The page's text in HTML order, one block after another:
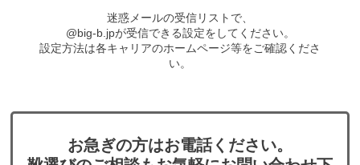
迷惑メールの受信リストで、
@big-b.jpが受信できる設定をしてください。
設定方法は各キャリアのホームページ等をご確認くださ
い。
お急ぎの方はお電話ください。